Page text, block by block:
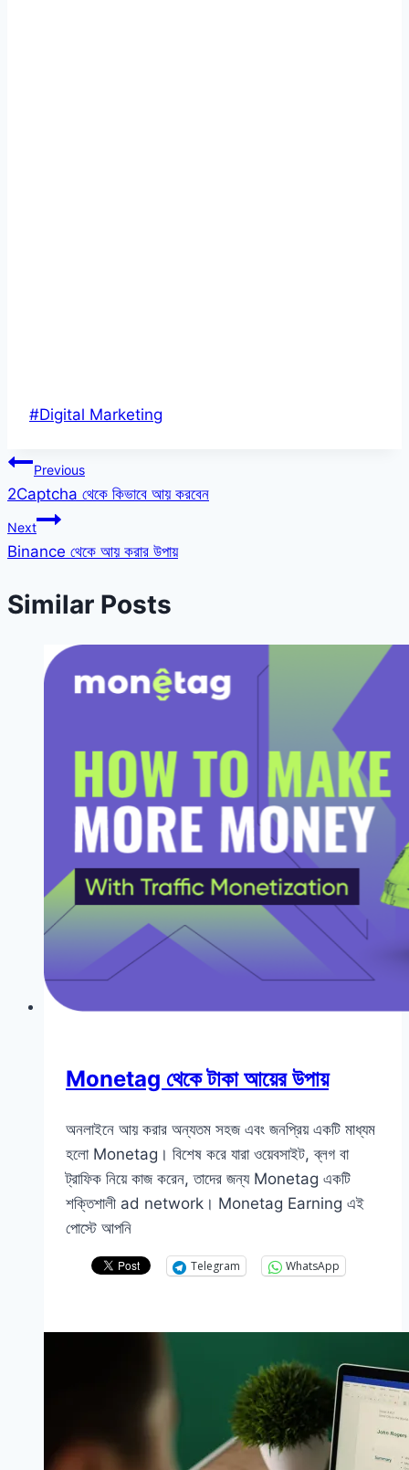
Post
#Digital Marketing
Post
navigation
Previous
2Captcha থেকে কিভাবে আয় করবেন
Next
Binance থেকে আয় করার উপায়
Similar Posts
Monetag থেকে টাকা আয়ের উপায়
অনলাইনে আয় করার অন্যতম সহজ এবং জনপ্রিয় একটি মাধ্যম
হলো Monetag। বিশেষ করে যারা ওয়েবসাইট, ব্লগ বা
ট্রাফিক নিয়ে কাজ করেন, তাদের জন্য Monetag একটি
শক্তিশালী ad network। Monetag Earning এই
পোস্টে আপনি
Telegram WhatsApp